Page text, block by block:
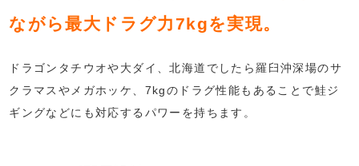
ながら最大ドラグ力7kgを実現。
ドラゴンタチウオや大ダイ、北海道でしたら羅臼沖深場のサ
クラマスやメガホッケ、7kgのドラグ性能もあることで鮭ジ
ギングなどにも対応するパワーを持ちます。